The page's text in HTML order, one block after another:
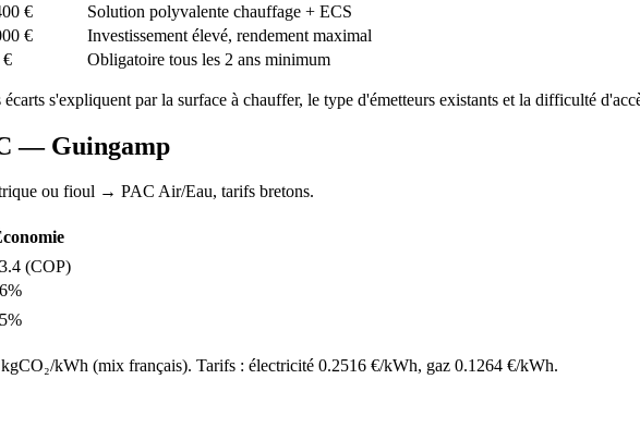
€
Solution polyvalente chauffage + ECS
€
Investissement élevé, rendement maximal
€ Obligatoire tous les 2 ans minimum
écarts s'expliquent par la surface à chauffer, le type d'émetteurs existants et la difficulté
— Guingamp
ou fioul → PAC Air/Eau, tarifs bretons.
3.4 (COP)
%
%
kWh (mix français). Tarifs : électricité 0.2516 €/kWh, gaz 0.1264 €/kWh.